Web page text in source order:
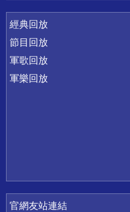
經典回放
節目回放
軍歌回放
軍樂回放
官網友站連結